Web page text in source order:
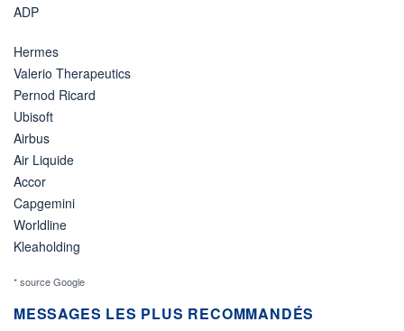
ADP
Hermes
Valerio Therapeutics
Pernod Ricard
Ubisoft
Airbus
Air Liquide
Accor
Capgemini
Worldline
Kleaholding
* source Google
MESSAGES LES PLUS RECOMMANDÉS